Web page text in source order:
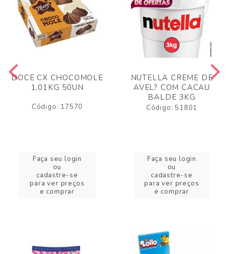
DOCE CX CHOCOMOLE
1,01KG 50UN
Código: 17570
Faça seu login
ou
cadastre-se
para ver preços
e comprar
NUTELLA CREME DE
AVEL? COM CACAU
BALDE 3KG
Código: 51801
Faça seu login
ou
cadastre-se
para ver preços
e comprar